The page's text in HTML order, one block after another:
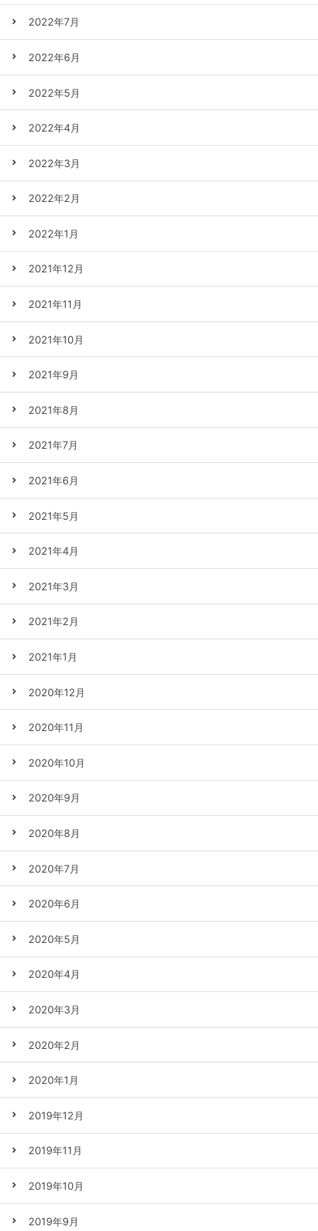
2022年7月
2022年6月
2022年5月
2022年4月
2022年3月
2022年2月
2022年1月
2021年12月
2021年11月
2021年10月
2021年9月
2021年8月
2021年7月
2021年6月
2021年5月
2021年4月
2021年3月
2021年2月
2021年1月
2020年12月
2020年11月
2020年10月
2020年9月
2020年8月
2020年7月
2020年6月
2020年5月
2020年4月
2020年3月
2020年2月
2020年1月
2019年12月
2019年11月
2019年10月
2019年9月